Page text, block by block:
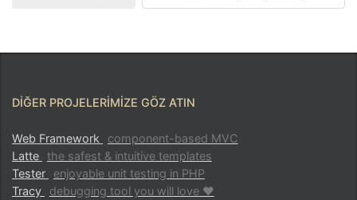
DIĞER PROJELERIMIZE GÖZ ATIN
Web Framework
component-based MVC
Latte the safest & intuitive templates
Tester
enjoyable unit testing in PHP
Tracy
debugging tool you will love ♥